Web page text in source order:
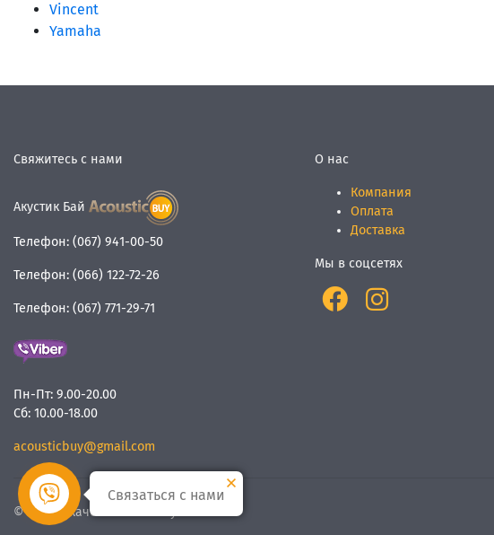
Vincent
Yamaha
Свяжитесь с нами
Акустик Бай
Телефон: (067) 941-00-50
Телефон: (066) 122-72-26
Телефон: (067) 771-29-71
Пн-Пт: 9.00-20.00
Сб: 10.00-18.00
acousticbuy@gmail.com
О нас
Компания
Оплата
Доставка
Мы в соцсетях
© Мы качественный звук
Связаться с нами